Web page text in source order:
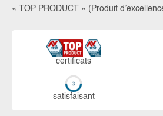
« TOP PRODUCT » (Produit
certi­ficats
sa­tis­fai­sant